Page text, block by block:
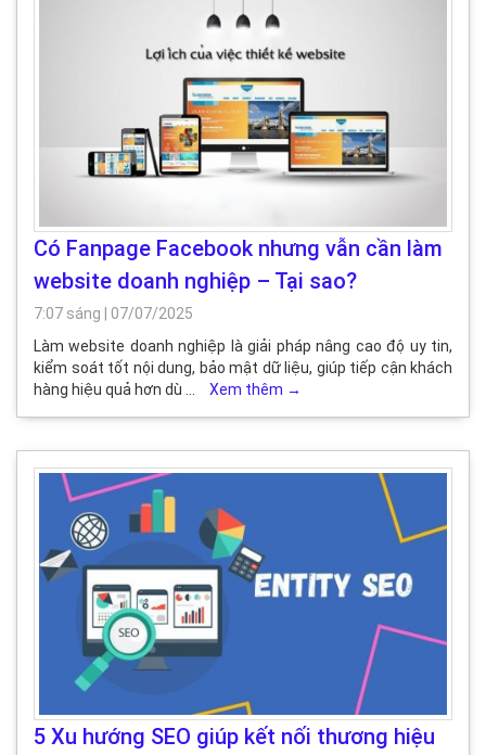
Có Fanpage Facebook nhưng vẫn cần làm
website doanh nghiệp – Tại sao?
7:07 sáng
07/07/2025
Làm website doanh nghiệp là giải pháp nâng cao độ uy tin,
kiểm soát tốt nội dung, bảo mật dữ liệu, giúp tiếp cận khách
hàng hiệu quả hơn dù …
Xem thêm →
5 Xu hướng SEO giúp kết nối thương hiệu